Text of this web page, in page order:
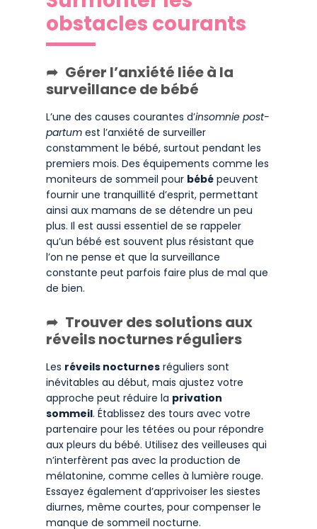
obstacles courants
Gérer l’anxiété liée à la
surveillance de bébé
L’une des causes courantes d’insomnie post-
partum est l’anxiété de surveiller
constamment le bébé, surtout pendant les
premiers mois. Des équipements comme les
moniteurs de sommeil pour bébé peuvent
fournir une tranquillité d’esprit, permettant
ainsi aux mamans de se détendre un peu
plus. Il est aussi essentiel de se rappeler
qu’un bébé est souvent plus résistant que
l’on ne pense et que la surveillance
constante peut parfois faire plus de mal que
de bien.
Trouver des solutions aux
réveils nocturnes réguliers
Les réveils nocturnes réguliers sont
inévitables au début, mais ajustez votre
approche peut réduire la privation
sommeil. Établissez des tours avec votre
partenaire pour les tétées ou pour répondre
aux pleurs du bébé. Utilisez des veilleuses qui
n’interfèrent pas avec la production de
mélatonine, comme celles à lumière rouge.
Essayez également d’apprivoiser les siestes
diurnes, même courtes, pour compenser le
manque de sommeil nocturne.